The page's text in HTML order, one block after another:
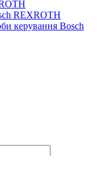
REXROTH
керування Bosch